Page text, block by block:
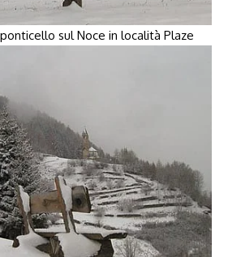
sul Noce in località Plaze